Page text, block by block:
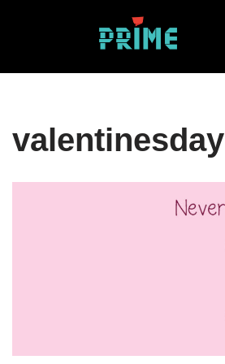
valentinesday